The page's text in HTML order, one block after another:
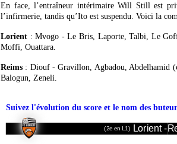
En face, l’entraîneur intérimaire Will Still est
l’infirmerie, tandis qu’Ito est suspendu. Voici la
Lorient : Mvogo - Le Bris, Laporte, Talbi, Le
Moffi, Ouattara.
Reims : Diouf - Gravillon, Agbadou, Abdelhamid
Balogun, Zeneli.
Suivez l'évolution du score et le nom des
(2e en L1) Lorient -